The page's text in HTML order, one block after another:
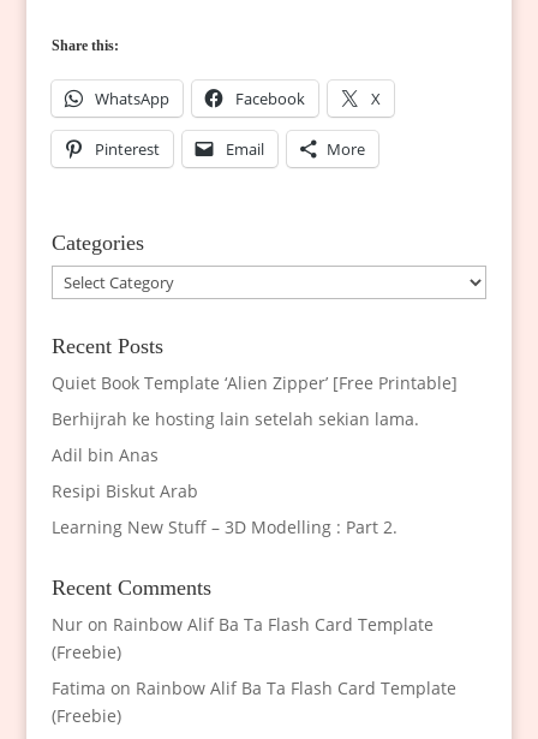
Share this:
WhatsApp Facebook X
Pinterest Email More
Categories
Categories
Recent Posts
Quiet Book Template ‘Alien Zipper’ [Free Printable]
Berhijrah ke hosting lain setelah sekian lama.
Adil bin Anas
Resipi Biskut Arab
Learning New Stuff – 3D Modelling : Part 2.
Recent Comments
Nuron Rainbow Alif Ba Ta Flash Card Template
(Freebie)
Fatima on Rainbow Alif Ba Ta Flash Card Template
(Freebie)